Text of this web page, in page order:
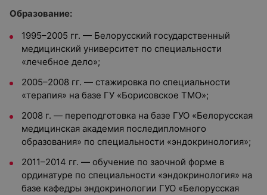
Образование:
1995–2005 гг. — Белорусский государственный
медицинский университет по специальности
«лечебное дело»;
2005–2008 гг. — стажировка по специальности
«терапия» на базе ГУ «Борисовское ТМО»;
2008 г. — переподготовка на базе ГУО «Белорусская
медицинская академия последипломного
образования» по специальности «эндокринология»;
2011–2014 гг. — обучение по заочной форме в
ординатуре по специальности «эндокринология» на
базе кафедры эндокринологии ГУО «Белорусская